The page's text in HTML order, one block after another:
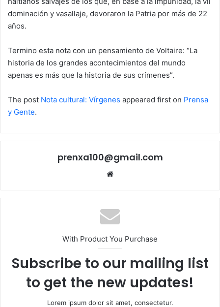
dominación y vasallaje, devoraron la Patria por más de 22
años.
Termino esta nota con un pensamiento de Voltaire: “La
historia de los grandes acontecimientos del mundo
apenas es más que la historia de sus crímenes”.
The post Nota cultural: Vírgenes appeared first on Prensa
y Gente.
prenxa100@gmail.com
With Product You Purchase
Subscribe to our mailing list
to get the new updates!
Lorem ipsum dolor sit amet, consectetur.